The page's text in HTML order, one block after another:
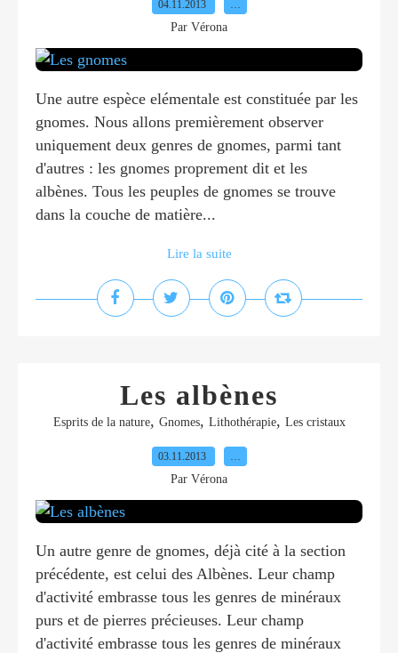
04.11.2013 …
Par Vérona
Une autre espèce elémentale est constituée par les
gnomes. Nous allons premièrement observer
uniquement deux genres de gnomes, parmi tant
d'autres : les gnomes proprement dit et les
albènes. Tous les peuples de gnomes se trouve
dans la couche de matière...
Lire la suite
Les albènes
Esprits de la nature, Gnomes, Lithothérapie, Les cristaux
03.11.2013 …
Par Vérona
Un autre genre de gnomes, déjà cité à la section
précédente, est celui des Albènes. Leur champ
d'activité embrasse tous les genres de minéraux
purs et de pierres précieuses. Leur champ
d'activité embrasse tous les genres de minéraux